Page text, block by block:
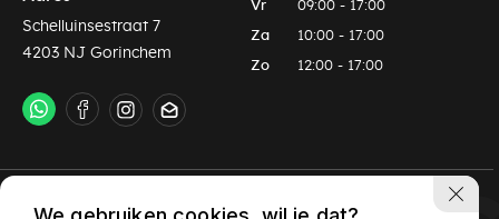
Schelluinsestraat 7
4203 NJ Gorinchem
Vr 09:00 - 17:00
Za 10:00 - 17:00
Zo 12:00 - 17:00
Privacy policy Algemene voorwaarden